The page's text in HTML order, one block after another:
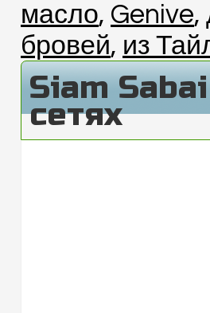
масло, Genive,
бровей, из
Siam
сетях